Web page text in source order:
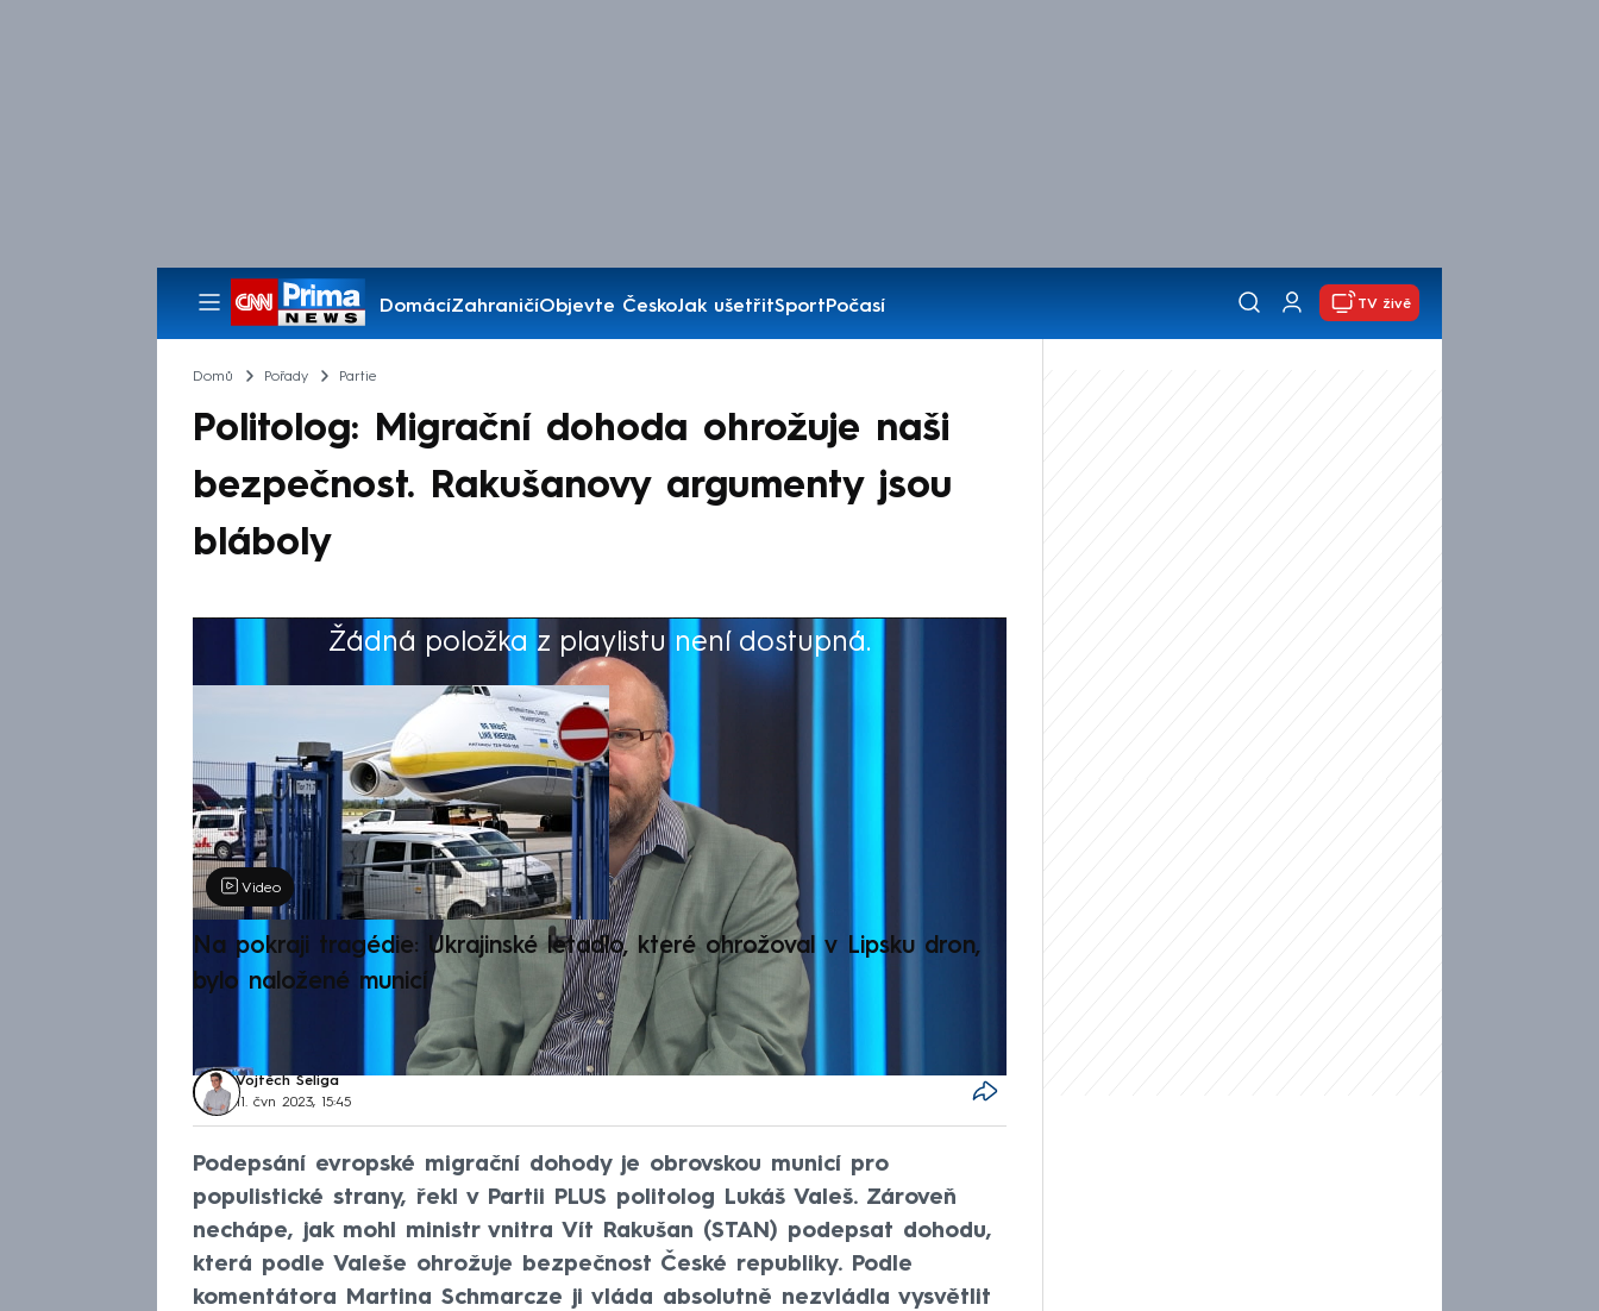
DomácíZahraničíObjevte ČeskoJak ušetřitSportPočasí
Pořady
TV živě
Domů Pořady Partie
Politolog: Migrační dohoda ohrožuje naši
bezpečnost. Rakušanovy argumenty jsou
bláboly
Žádná položka z playlistu není dostupná.
Výběr redakce
Video
Na pokraji tragédie: Ukrajinské letadlo, které ohrožoval v Lipsku dron,
bylo naložené municí
Vojtěch Šeliga
11. čvn 2023, 15:45
Podepsání evropské migrační dohody je obrovskou municí pro
populistické strany, řekl v Partii PLUS politolog Lukáš Valeš. Zároveň
nechápe, jak mohl ministr vnitra Vít Rakušan (STAN) podepsat dohodu,
která podle Valeše ohrožuje bezpečnost České republiky. Podle
komentátora Martina Schmarcze ji vláda absolutně nezvládla vysvětlit